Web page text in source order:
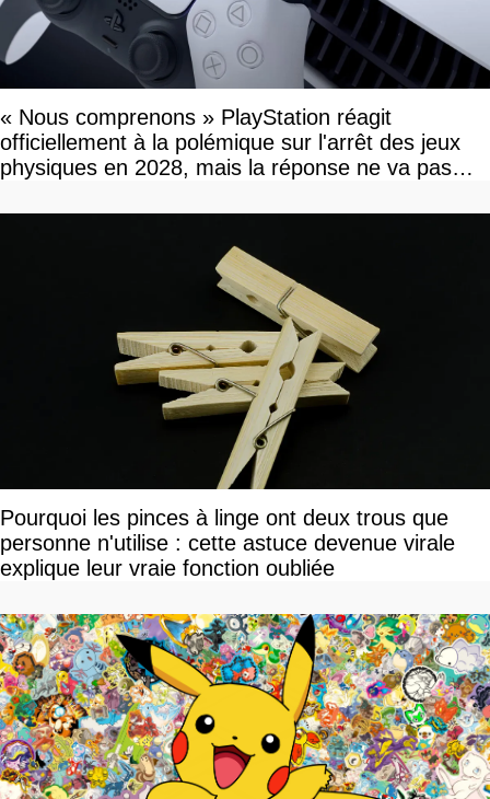
« Nous comprenons » PlayStation réagit
officiellement à la polémique sur l'arrêt des jeux
physiques en 2028, mais la réponse ne va pas
Pourquoi les pinces à linge ont deux trous que
personne n'utilise : cette astuce devenue virale
explique leur vraie fonction oubliée